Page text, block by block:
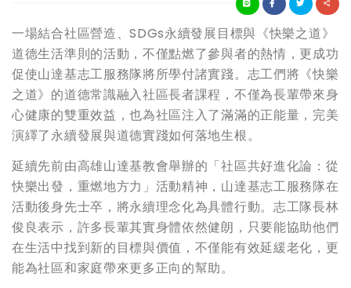
一場結合社區營造、SDGs永續發展目標與《快樂之道》
道德生活準則的活動，不僅點燃了參與者的熱情，更成功
促使山達基志工服務隊將所學付諸實踐。志工們將《快樂
之道》的道德常識融入社區長者課程，不僅為長輩帶來身
心健康的雙重效益，也為社區注入了滿滿的正能量，完美
演繹了永續發展與道德實踐如何落地生根。
延續先前由高雄山達基教會舉辦的「社區共好進化論：從
快樂出發，重燃地方力」活動精神，山達基志工服務隊在
活動後身先士卒，將永續理念化為具體行動。志工隊長林
俊良表示，許多長輩其實身體依然健朗，只要能協助他們
在生活中找到新的目標與價值，不僅能有效延緩老化，更
能為社區和家庭帶來更多正向的幫助。